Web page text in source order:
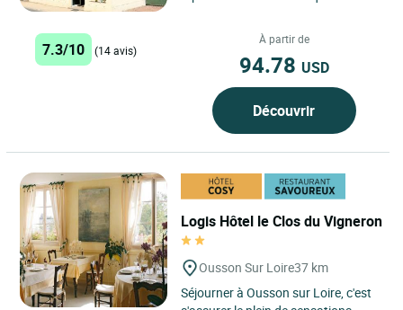
étape affaire, en couple,...
7.3/10 (14 avis)
À partir de
94.78 USD
Découvrir
Logis Hôtel le Clos du Vigneron
Ousson Sur Loire37 km
Séjourner à Ousson sur Loire, c'est